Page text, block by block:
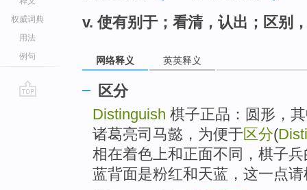
权威词典
用法
例句
v. 使有别于；看清，认出；区别
网络释义 英英释义
区分
Distinguish 棋子正品：圆形，
诸葛亮司马懿，为便于 区分(
相在着色上和正面不同，棋子
蓝背面是粉红和天蓝，这一点